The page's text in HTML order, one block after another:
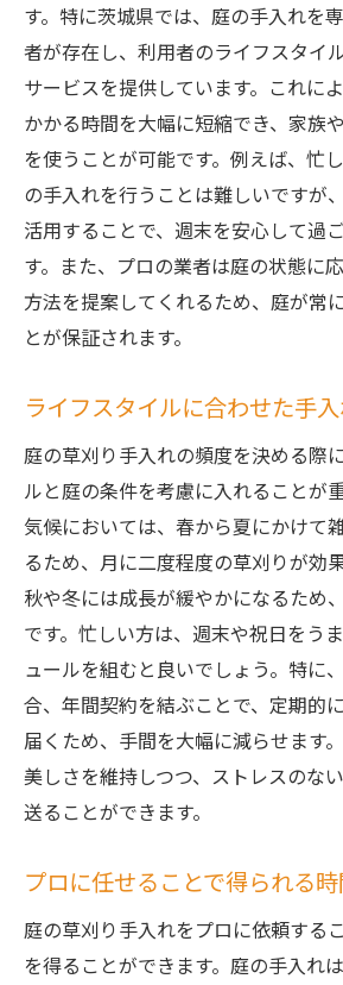
す。特に茨城県では、庭の手入れを
者が存在し、利用者のライフスタイ
サービスを提供しています。これに
かかる時間を大幅に短縮でき、家族
を使うことが可能です。例えば、忙
の手入れを行うことは難しいですが
活用することで、週末を安心して過
す。また、プロの業者は庭の状態に
方法を提案してくれるため、庭が常
とが保証されます。
ライフスタイルに合わせた手
庭の草刈り手入れの頻度を決める際
ルと庭の条件を考慮に入れることが
気候においては、春から夏にかけて
るため、月に二度程度の草刈りが効
秋や冬には成長が緩やかになるため
です。忙しい方は、週末や祝日をう
ュールを組むと良いでしょう。特に
合、年間契約を結ぶことで、定期的
届くため、手間を大幅に減らせます
美しさを維持しつつ、ストレスのな
送ることができます。
プロに任せることで得られる
庭の草刈り手入れをプロに依頼する
を得ることができます。庭の手入れ